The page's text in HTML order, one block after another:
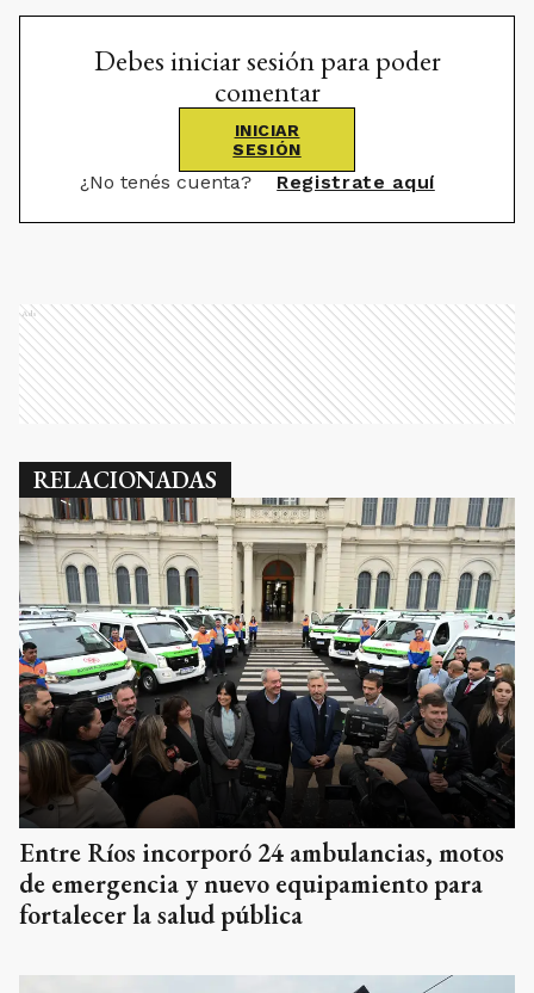
Debes iniciar sesión para poder
comentar
INICIAR
SESIÓN
¿No tenés cuenta? Registrate aquí
Ads
RELACIONADAS
Entre Ríos incorporó 24 ambulancias, motos
de emergencia y nuevo equipamiento para
fortalecer la salud pública